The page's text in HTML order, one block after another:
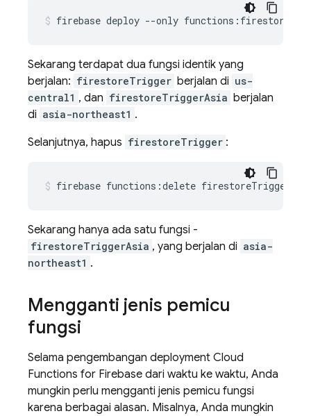
Sekarang terdapat dua fungsi identik yang
berjalan: firestoreTrigger berjalan di us-
central1 , dan firestoreTriggerAsia berjalan
di asia-northeast1 .
Selanjutnya, hapus firestoreTrigger :
Sekarang hanya ada satu fungsi -
firestoreTriggerAsia , yang berjalan di asia-
northeast1 .
Mengganti jenis pemicu
fungsi
Selama pengembangan deployment Cloud
Functions for Firebase dari waktu ke waktu, Anda
mungkin perlu mengganti jenis pemicu fungsi
karena berbagai alasan. Misalnya, Anda mungkin